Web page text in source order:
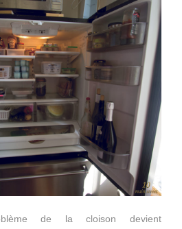
de la cloison devient